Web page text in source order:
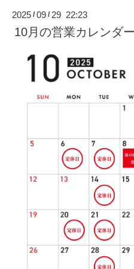
2025 /09 / 29 22:23
10月の営業カレンダー